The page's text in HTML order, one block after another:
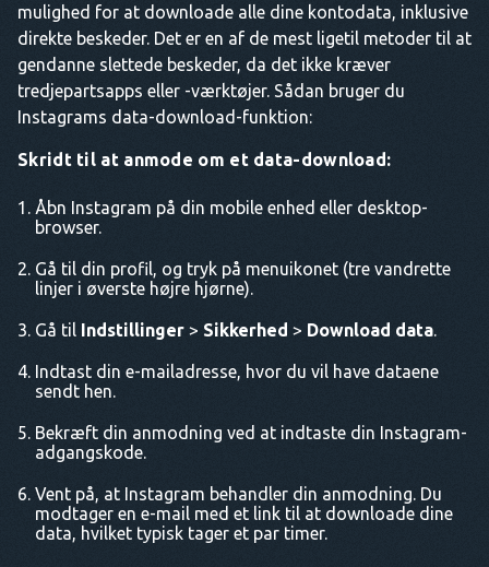
mulighed for at downloade alle dine kontodata, inklusive
direkte beskeder. Det er en af de mest ligetil metoder til at
gendanne slettede beskeder, da det ikke kræver
tredjepartsapps eller -værktøjer. Sådan bruger du
Instagrams data-download-funktion:
Skridt til at anmode om et data-download:
Åbn Instagram på din mobile enhed eller desktop-
browser.
Gå til din profil, og tryk på menuikonet (tre vandrette
linjer i øverste højre hjørne).
Gå til Indstillinger > Sikkerhed > Download data.
Indtast din e-mailadresse, hvor du vil have dataene
sendt hen.
Bekræft din anmodning ved at indtaste din Instagram-
adgangskode.
Vent på, at Instagram behandler din anmodning. Du
modtager en e-mail med et link til at downloade dine
data, hvilket typisk tager et par timer.